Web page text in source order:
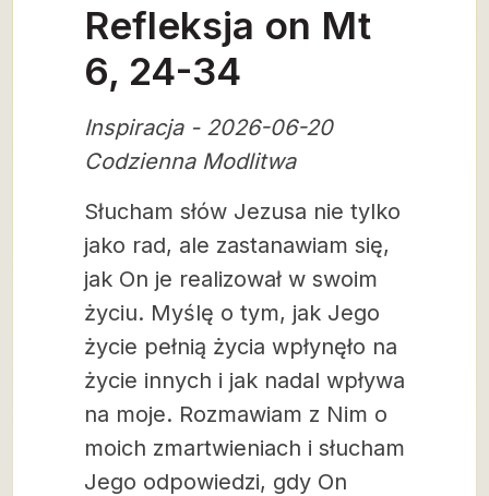
Refleksja on Mt
6, 24-34
Inspiracja - 2026-06-20
Codzienna Modlitwa
Słucham słów Jezusa nie tylko
jako rad, ale zastanawiam się,
jak On je realizował w swoim
życiu. Myślę o tym, jak Jego
życie pełnią życia wpłynęło na
życie innych i jak nadal wpływa
na moje. Rozmawiam z Nim o
moich zmartwieniach i słucham
Jego odpowiedzi, gdy On